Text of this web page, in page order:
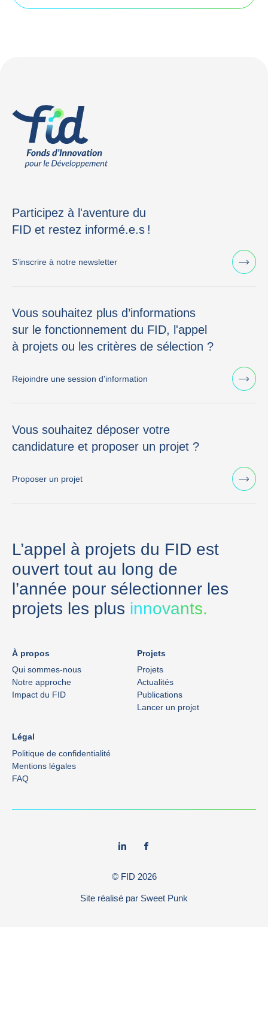
Participez à l'aventure du
FID et restez informé.e.s !
S’inscrire à notre newsletter
Vous souhaitez plus d’informations
sur le fonctionnement du FID, l'appel
à projets ou les critères de sélection ?
Rejoindre une session d'information
Vous souhaitez déposer votre
candidature et proposer un projet ?
Proposer un projet
L’appel à projets du FID est
ouvert tout au long de
l’année pour sélectionner les
projets les plus innovants.
À propos
Qui sommes-nous
Notre approche
Impact du FID
Projets
Projets
Actualités
Publications
Lancer un projet
Légal
Politique de confidentialité
Mentions légales
FAQ
© FID 2026
Site réalisé par Sweet Punk